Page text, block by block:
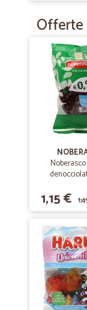
Offerte
1,15 €